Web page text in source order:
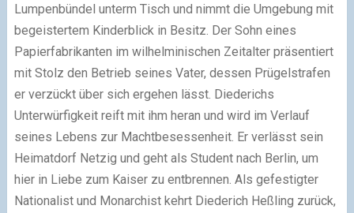
Lumpenbündel unterm Tisch und nimmt die Umgebung mit
begeistertem Kinderblick in Besitz. Der Sohn eines
Papierfabrikanten im wilhelminischen Zeitalter präsentiert
mit Stolz den Betrieb seines Vater, dessen Prügelstrafen
er verzückt über sich ergehen lässt. Diederichs
Unterwürfigkeit reift mit ihm heran und wird im Verlauf
seines Lebens zur Machtbesessenheit. Er verlässt sein
Heimatdorf Netzig und geht als Student nach Berlin, um
hier in Liebe zum Kaiser zu entbrennen. Als gefestigter
Nationalist und Monarchist kehrt Diederich Heßling zurück,